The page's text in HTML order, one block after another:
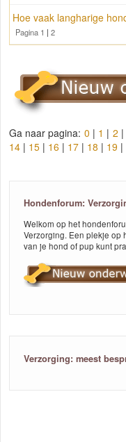
Hoe vaak langharige
Pagina 1 | 2
Ga naar pagina: 0 | 1 | 2
14 | 15 | 16 | 17 | 18 | 19 |
Hondenforum:
Welkom op het
Verzorging. Een plekje op
van je hond of pup kunt
Verzorging: meest